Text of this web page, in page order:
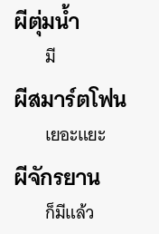
ผีตุ่มน้ำ
มี
ผีสมาร์ตโฟน
เยอะแยะ
ผีจักรยาน
ก็มีแล้ว